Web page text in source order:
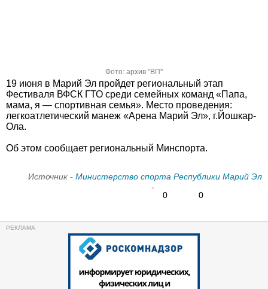
Фото: архив "ВП"
19 июня в Марий Эл пройдет региональный этап
Фестиваля ВФСК ГТО среди семейных команд «Папа,
мама, я — спортивная семья». Место проведения:
легкоатлетический манеж «Арена Марий Эл», г.Йошкар-
Ола.
Об этом сообщает региональный Минспорта.
Источник - Министерство спорта Республики Марий Эл
0
0